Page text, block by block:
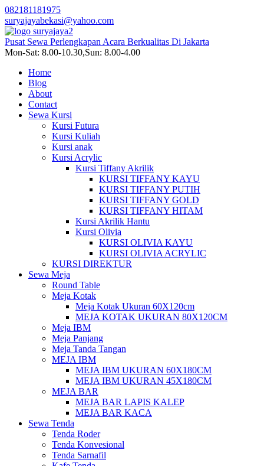
082181181975
suryajayabekasi@yahoo.com
Pusat Sewa Perlengkapan Acara Berkualitas Di Jakarta
Mon-Sat: 8.00-10.30,Sun: 8.00-4.00
Home
Blog
About
Contact
Sewa Kursi
Kursi Futura
Kursi Kuliah
Kursi anak
Kursi Acrylic
Kursi Tiffany Akrilik
KURSI TIFFANY KAYU
KURSI TIFFANY PUTIH
KURSI TIFFANY GOLD
KURSI TIFFANY HITAM
Kursi Akrilik Hantu
Kursi Olivia
KURSI OLIVIA KAYU
KURSI OLIVIA ACRYLIC
KURSI DIREKTUR
Sewa Meja
Round Table
Meja Kotak
Meja Kotak Ukuran 60X120cm
MEJA KOTAK UKURAN 80X120CM
Meja IBM
Meja Panjang
Meja Tanda Tangan
MEJA IBM
MEJA IBM UKURAN 60X180CM
MEJA IBM UKURAN 45X180CM
MEJA BAR
MEJA BAR LAPIS KALEP
MEJA BAR KACA
Sewa Tenda
Tenda Roder
Tenda Konvesional
Tenda Sarnafil